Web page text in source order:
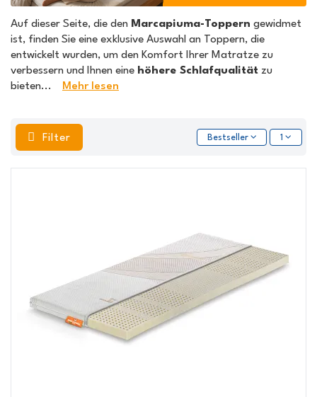
Auf dieser Seite, die den Marcapiuma-Toppern gewidmet
ist, finden Sie eine exklusive Auswahl an Toppern, die
entwickelt wurden, um den Komfort Ihrer Matratze zu
verbessern und Ihnen eine höhere Schlafqualität zu
bieten... Mehr lesen
Filter Bestseller 1